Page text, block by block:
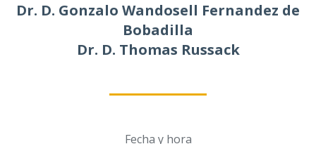
Dr. D. Gonzalo Wandosell Fernandez de
Bobadilla
Dr. D. Thomas Russack
Fecha y hora